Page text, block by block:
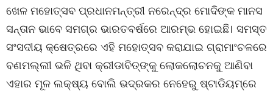
ଖେଳ ମହୋତ୍ସବ ପ୍ରଧାନମନ୍ତ୍ରୀ ନରେନ୍ଦ୍ର ମୋଦିଙ୍କ ମାନସ
ସନ୍ତାନ ଭାବେ ସମଗ୍ର ଭାରତବର୍ଷରେ ଆରମ୍ଭ ହୋଇଛି। ସମସ୍ତ
ସଂସଦୀୟ କ୍ଷେତ୍ରରେ ଏହି ମହୋତ୍ସବ କରାଯାଇ ଗ୍ରାମାଂଚଳରେ
ବଣମଲ୍ଲୀ ଭଳି ଥିବା କ୍ରୀଡାବିତ୍‌ଙ୍କୁ ଲୋକଲୋଚନକୁ ଆଣିବା
ଏହାର ମୂଳ ଲକ୍ଷ୍ୟ ବୋଲି ଭଦ୍ରକର ନେହେରୁ ଷ୍ଟାଡିୟମ୍‌ରେ